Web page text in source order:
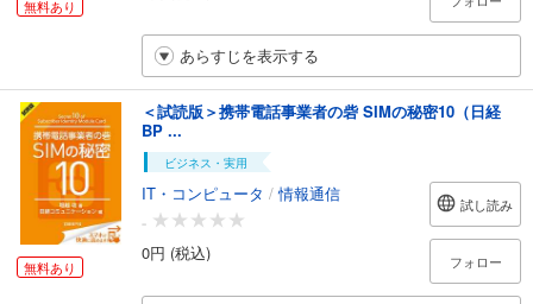
無料あり
あらすじを表示する
無料あり
＜試読版＞携帯電話事業者の砦 SIMの秘密10（日経
BP ...
ビジネス・実用
IT・コンピュータ /情報通信
-
0円 (税込)
試し読み
フォロー